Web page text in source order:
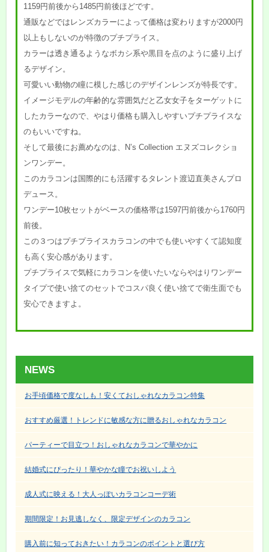
1159円前後から1485円前後ほどです。
通販などではレンズカラーによって価格は変わりますが2000円
以上もしないのが特徴のプチプライス。
カラーは透き通るようなボカシ系や黒目を点のように盛り上げ
るデザイン。
可愛いい動物の瞳に模した感じのデザインレンズが特長です。
イメージモデルの年齢的な雰囲気だと乙女女子をターゲットに
したカラーなので、やはり価格も購入しやすいプチプライスな
のもいいですね。
そして最後にお薦めなのは、N’s Collection エヌズコレクショ
ンワンデー。
このカラコンは国際的にも活躍するタレント渡辺直美さんプロ
デュース。
ワンデー10枚セットがベースの価格帯は1597円前後から1760円
前後。
この３つはプチプライスカラコンの中でも使いやすくて認知度
も高く安心感があります。
プチプライスで気軽にカラコンを使いたいならやはりワンデー
タイプで使い捨てのセットでコスパ良く使い捨てで衛生面でも
安心できますよ。
NEWS
お手頃価格で度なしも！安くておしゃれなカラコン特集
おすすめ厳選！トレンドに敏感な方に贈るおしゃれなカラコン
パーティーで目立つ！おしゃれなカラコンで華やかに
結婚式にぴったり！華やかな瞳でお祝いしよう
成人式に映える！大人っぽいカラコンコーデ術
期間限定！お見逃しなく、限定デザインのカラコン
購入前に知っておきたい！カラコンのポイントと選び方